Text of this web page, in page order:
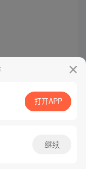
打开APP
继续
5
Reserved